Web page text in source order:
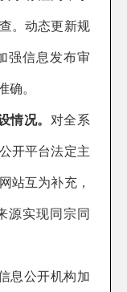
。动态更新规
强信息发布审
确。
情况。 对全系
开平台法定主
站互为补充，
源实现同宗同
息公开机构加